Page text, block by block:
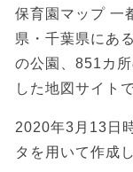
保育園マップ 一
県・千葉県にあ
の公園、851カ
した地図サイトで
2020年3月13日
タを用いて作成